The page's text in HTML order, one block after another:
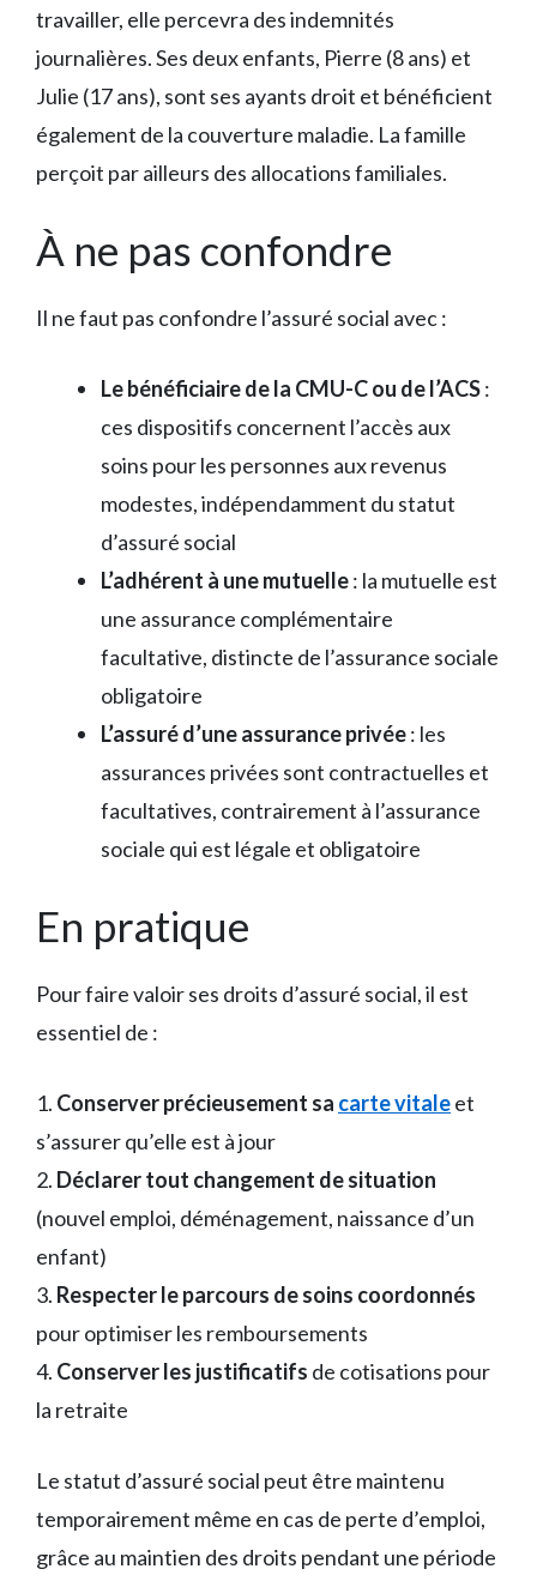
travailler, elle percevra des indemnités
journalières. Ses deux enfants, Pierre (8 ans) et
Julie (17 ans), sont ses ayants droit et bénéficient
également de la couverture maladie. La famille
perçoit par ailleurs des allocations familiales.
À ne pas confondre
Il ne faut pas confondre l’assuré social avec :
Le bénéficiaire de la CMU-C ou de l’ACS:
ces dispositifs concernent l’accès aux
soins pour les personnes aux revenus
modestes, indépendamment du statut
d’assuré social
L’adhérent à une mutuelle: la mutuelle est
une assurance complémentaire
facultative, distincte de l’assurance sociale
obligatoire
L’assuré d’une assurance privée: les
assurances privées sont contractuelles et
facultatives, contrairement à l’assurance
sociale qui est légale et obligatoire
En pratique
Pour faire valoir ses droits d’assuré social, il est
essentiel de :
1. Conserver précieusement sa carte vitaleet
s’assurer qu’elle est à jour
2. Déclarer tout changement de situation
(nouvel emploi, déménagement, naissance d’un
enfant)
3. Respecter le parcours de soins coordonnés
pour optimiser les remboursements
4. Conserver les justificatifs de cotisations pour
la retraite
Le statut d’assuré social peut être maintenu
temporairement même en cas de perte d’emploi,
grâce au maintien des droits pendant une période